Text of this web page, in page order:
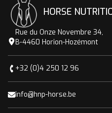
HORSE
Rue du Onze Novembre 34,
B-4460 Horion-Hozémont
+32 (0)4 250 12 96
info@hnp-horse.be